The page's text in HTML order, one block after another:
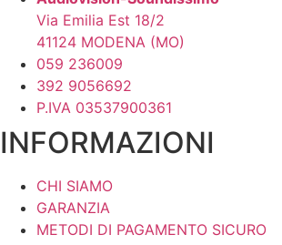
Via Emilia Est 18/2
41124 MODENA (MO)
059 236009
392 9056692
P.IVA 03537900361
INFORMAZIONI
CHI SIAMO
GARANZIA
METODI DI PAGAMENTO SICURO